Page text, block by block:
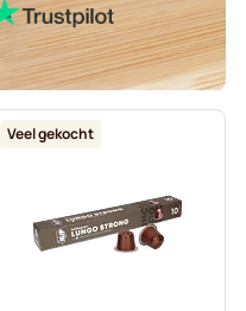
Veel gekocht